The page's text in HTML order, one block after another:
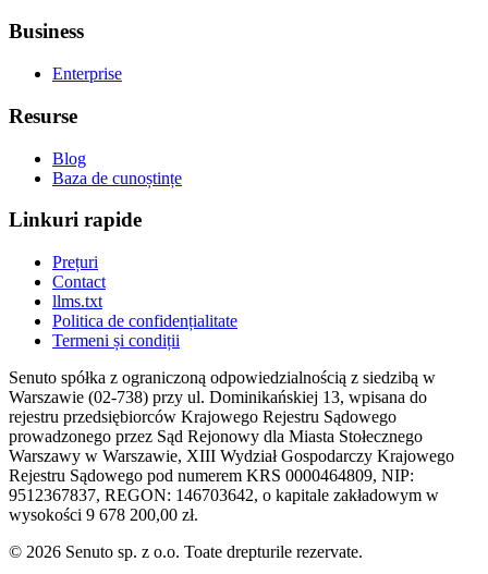
Business
Enterprise
Resurse
Blog
Baza de cunoștințe
Linkuri rapide
Prețuri
Contact
llms.txt
Politica de confidențialitate
Termeni și condiții
Senuto spółka z ograniczoną odpowiedzialnością z siedzibą w
Warszawie (02-738) przy ul. Dominikańskiej 13, wpisana do
rejestru przedsiębiorców Krajowego Rejestru Sądowego
prowadzonego przez Sąd Rejonowy dla Miasta Stołecznego
Warszawy w Warszawie, XIII Wydział Gospodarczy Krajowego
Rejestru Sądowego pod numerem KRS 0000464809, NIP:
9512367837, REGON: 146703642, o kapitale zakładowym w
wysokości 9 678 200,00 zł.
© 2026 Senuto sp. z o.o. Toate drepturile rezervate.